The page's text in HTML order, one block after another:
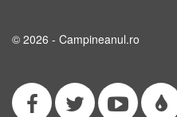
© 2026 - Campineanul.ro